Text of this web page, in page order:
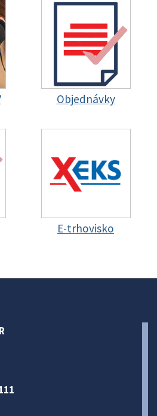
Objednávky
E-trhovisko